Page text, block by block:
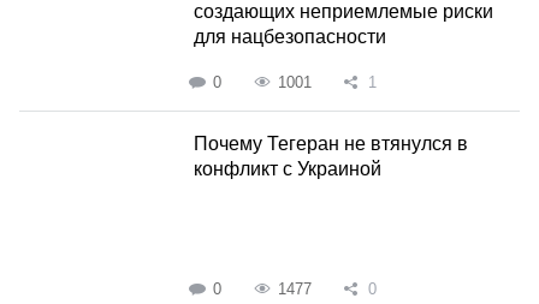
создающих неприемлемые риски
для нацбезопасности
0 1001 1
Почему Тегеран не втянулся в
конфликт с Украиной
0 1477 0